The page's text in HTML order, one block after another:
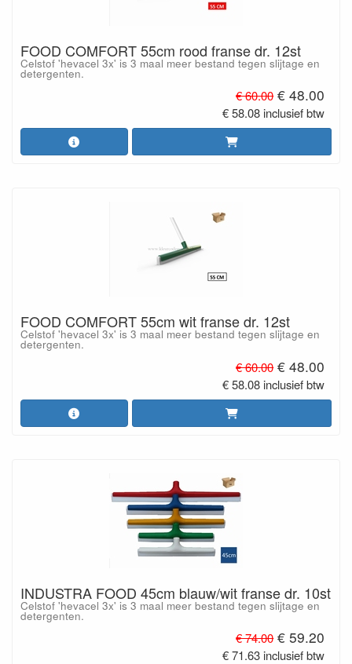
FOOD COMFORT 55cm rood franse dr. 12st
Celstof 'hevacel 3x' is 3 maal meer bestand tegen slijtage en
detergenten.
€ 60.00 € 48.00
€ 58.08 inclusief btw
FOOD COMFORT 55cm wit franse dr. 12st
Celstof 'hevacel 3x' is 3 maal meer bestand tegen slijtage en
detergenten.
€ 60.00 € 48.00
€ 58.08 inclusief btw
INDUSTRA FOOD 45cm blauw/wit franse dr. 10st
Celstof 'hevacel 3x' is 3 maal meer bestand tegen slijtage en
detergenten.
€ 74.00 € 59.20
€ 71.63 inclusief btw